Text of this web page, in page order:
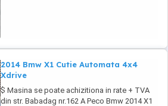
2014 Bmw X1 Cutie Automata 4x4
Xdrive
$ Masina se poate achizitiona in rate + TVA
din str. Babadag nr.162 A Peco Bmw 2014 X1